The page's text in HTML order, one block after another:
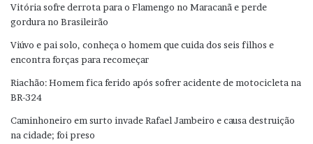
Vitória sofre derrota para o Flamengo no Maracanã e perde
gordura no Brasileirão
Viúvo e pai solo, conheça o homem que cuida dos seis filhos e
encontra forças para recomeçar
Riachão: Homem fica ferido após sofrer acidente de motocicleta na
BR-324
Caminhoneiro em surto invade Rafael Jambeiro e causa destruição
na cidade; foi preso